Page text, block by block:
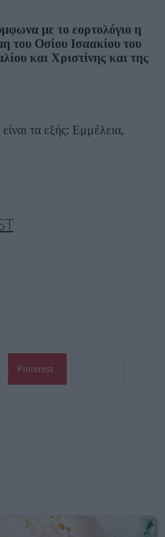
με το εορτολόγιο η
του Οσίου Ισαακίου του
και Χριστίνης και της
τα εξής: Εμμέλεια,
Pinterest